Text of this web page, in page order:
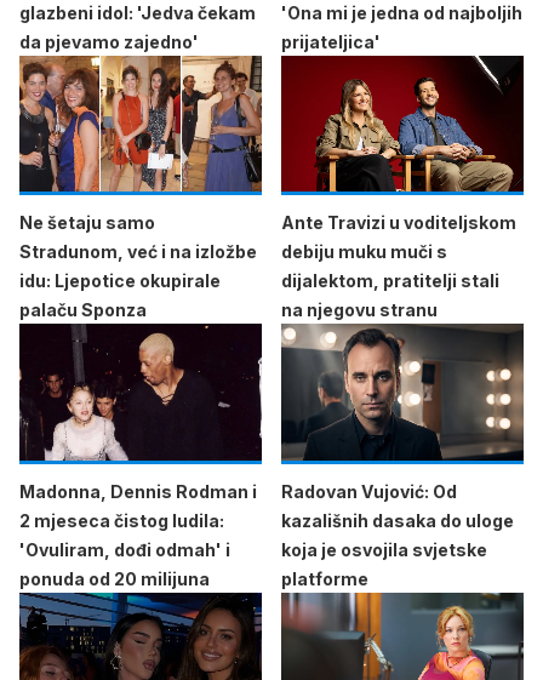
glazbeni idol: 'Jedva čekam
da pjevamo zajedno'
'Ona mi je jedna od najboljih
prijateljica'
Ne šetaju samo
Stradunom, već i na izložbe
idu: Ljepotice okupirale
palaču Sponza
Ante Travizi u voditeljskom
debiju muku muči s
dijalektom, pratitelji stali
na njegovu stranu
Madonna, Dennis Rodman i
2 mjeseca čistog ludila:
'Ovuliram, dođi odmah' i
ponuda od 20 milijuna
Radovan Vujović: Od
kazališnih dasaka do uloge
koja je osvojila svjetske
platforme